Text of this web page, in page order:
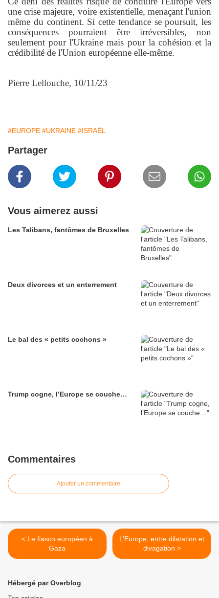
une crise majeure, voire existentielle, menaçant l'union
même du continent. Si cette tendance se poursuit, les
conséquences pourraient être irréversibles, non
seulement pour l'Ukraine mais pour la cohésion et la
crédibilité de l'Union européenne elle-même.
Pierre Lellouche, 10/11/23
#EUROPE #UKRAINE #ISRAËL
Partager
Vous aimerez aussi
Les Talibans, fantômes de Bruxelles
Deux divorces et un enterrement
Le bal des « petits cochons »
Trump cogne, l’Europe se couche…
Commentaires
Ajouter un commentaire
< Le fiasco européen à
Gaza
L’Europe, entre dilatation et
divagation >
Hébergé par Overblog